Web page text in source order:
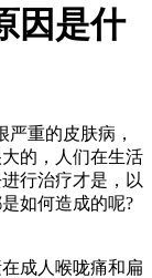
因是什
重的皮肤病，
的，人们在生活
行治疗才是，以
如何造成的呢?
成人喉咙痛和扁